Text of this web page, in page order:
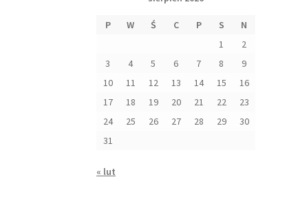
P W Ś C P S
N
1
2
3
4 5 6 7 8
9
10
11 12 13 14 15
16
17
18 19 20 21 22
23
24
25 26 27 28 29
30
31
« lut